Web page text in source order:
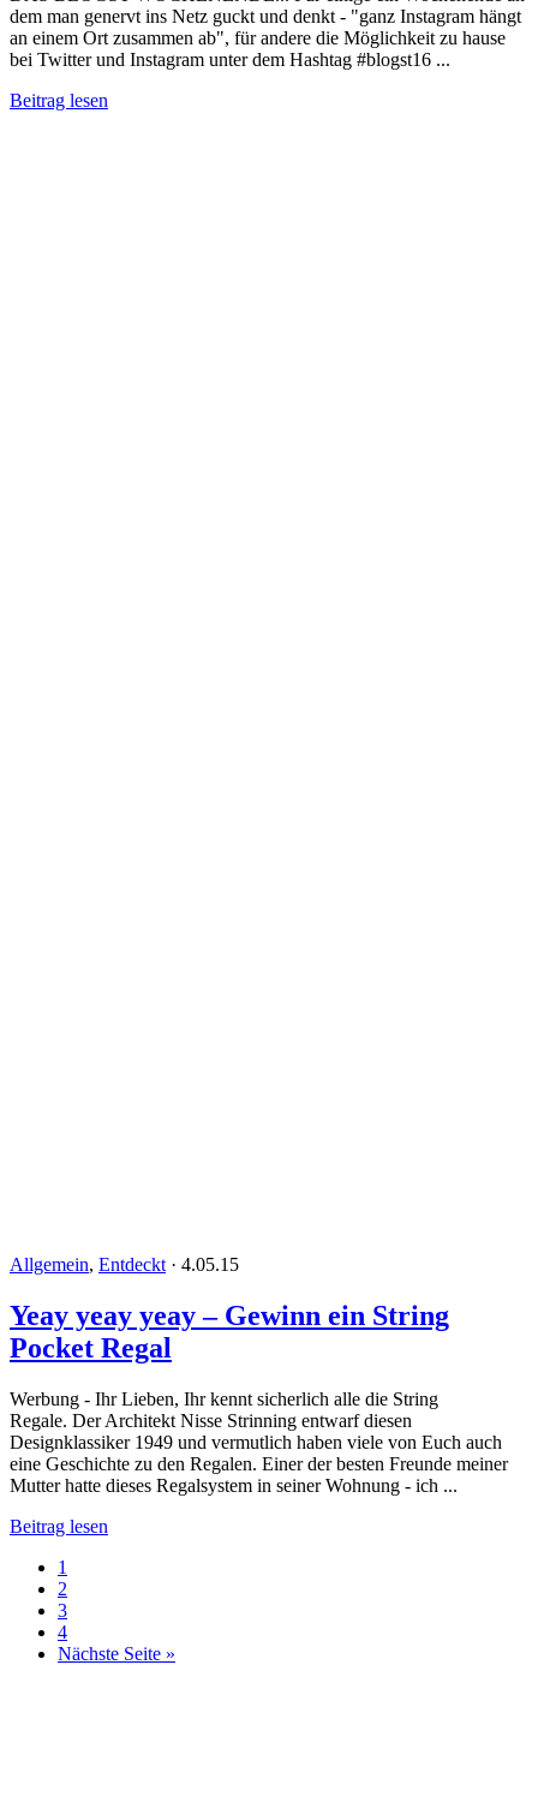
dem man genervt ins Netz guckt und denkt - "ganz Instagram hängt
an einem Ort zusammen ab", für andere die Möglichkeit zu hause
bei Twitter und Instagram unter dem Hashtag #blogst16 ...
Beitrag lesen
Allgemein, Entdeckt · 4.05.15
Yeay yeay yeay – Gewinn ein String
Pocket Regal
Werbung - Ihr Lieben, Ihr kennt sicherlich alle die String
Regale. Der Architekt Nisse Strinning entwarf diesen
Designklassiker 1949 und vermutlich haben viele von Euch auch
eine Geschichte zu den Regalen. Einer der besten Freunde meiner
Mutter hatte dieses Regalsystem in seiner Wohnung - ich ...
Beitrag lesen
1
2
3
4
Nächste Seite »